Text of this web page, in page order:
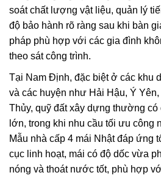
soát chất lượng vật liệu, quản lý
độ bảo hành rõ ràng sau khi bàn
pháp phù hợp với các gia đình
theo sát công trình.
Tại Nam Định, đặc biệt ở các khu
và các huyện như Hải Hậu, Ý
Thủy, quỹ đất xây dựng thường
lớn, trong khi nhu cầu tối ưu công
Mẫu nhà cấp 4 mái Nhật đáp ứng
cục linh hoạt, mái có độ dốc vừa
nóng và thoát nước tốt, phù hợp